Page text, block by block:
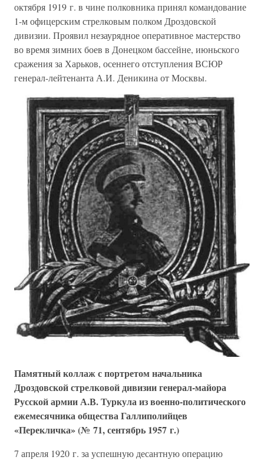
октября 1919 г. в чине полковника принял командование
1-м офицерским стрелковым полком Дроздовской
дивизии. Проявил незаурядное оперативное мастерство
во время зимних боев в Донецком бассейне, июньского
сражения за Харьков, осеннего отступления ВСЮР
генерал-лейтенанта А.И. Деникина от Москвы.
Памятный коллаж с портретом начальника
Дроздовской стрелковой дивизии генерал-майора
Русской армии А.В. Туркула из военно-политического
ежемесячника общества Галлиполийцев
«Перекличка» (№ 71, сентябрь 1957 г.)
7 апреля 1920 г. за успешную десантную операцию